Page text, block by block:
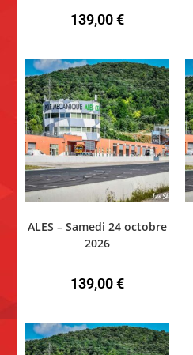
139,00€
ALES – Samedi 24 octobre
2026
139,00€